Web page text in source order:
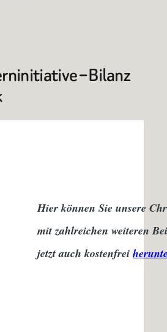
– Bilanz
Hier können Sie unsere
mit zahlreichen weiteren
jetzt auch kostenfrei